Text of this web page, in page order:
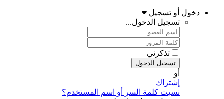
دخول أو تسجيل
تسجيل الدخول...
تذكرني
تسجيل الدخول
أو
إشتراك
نسيت كلمة السر أو اسم المستخدم؟